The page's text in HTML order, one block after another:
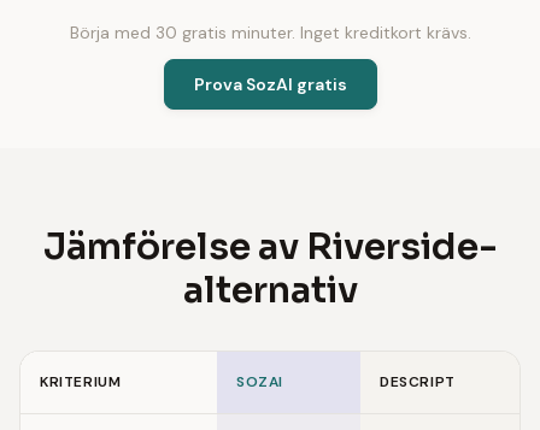
Börja med 30 gratis minuter. Inget kreditkort krävs.
Prova SozAI gratis
Jämförelse av Riverside-
alternativ
KRITERIUM SOZAI DESCRIPT